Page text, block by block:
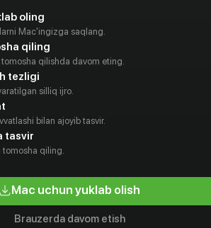
oling
Mac'ingizga saqlang.
qiling
tomosha qilishda davom eting.
tezligi
silliq ijro.
bilan ajoyib tasvir.
tasvir
tomosha qiling.
Mac uchun yuklab olish
Brauzerda davom etish